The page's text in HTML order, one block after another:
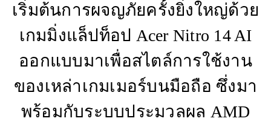
เริ่มต้นการผจญภัยครั้งยิ่งใหญ่ด้วย
เกมมิ่งแล็ปท็อป Acer Nitro 14 AI
ออกแบบมาเพื่อสไตล์การใช้งาน
ของเหล่าเกมเมอร์บนมือถือ ซึ่งมา
พร้อมกับระบบประมวลผล AMD